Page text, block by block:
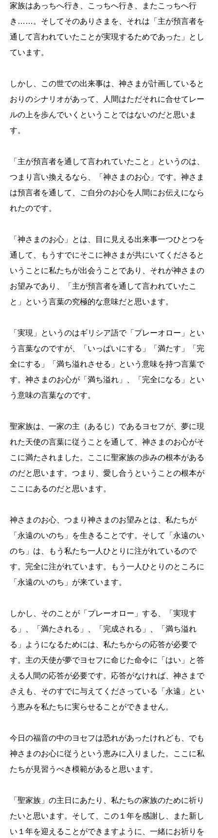
家族はあっちへ行き、こっちへ行き、またこっちへ行
き……。そしてそのありさまを、それは「主が預言者を
通して言われていたことが実現するためであった」とし
ています。
しかし、この世での出来事は、神さまが計画していると
おりのシナリオがあって、人間はただそれに合せてレー
ルの上を歩んでいくということではないのだと思いま
す。
「主が預言者を通して言われていたこと」というのは、
つまり言い換えるなら、「神さまのお心」です。神さま
は預言者を通して、ご自分のお心を人間にお伝えになら
れたのです。
「神さまのお心」とは、目に見える出来事一つひとつを
通して、もうすでにそこに神さまが共にいてくださると
いうことに私たちが出会うことであり、それが神さまの
お望みであり、「主が預言者を通して言われていたこ
と」という言葉の究極的な意味だと思います。
「実現」というのはギリシア語で「プレーオロー」とい
う言葉なのですが、「いっぱいにする」「満たす」「完
全にする」「満ち溢れさせる」という意味を持つ言葉で
す。神さまのお心が「満ち溢れ」、「完全になる」とい
う意味の言葉なのです。
聖家族は、一家の主（あるじ）であるヨセフが、夢に現
れた天使の言葉に従うことを通して、神さまのお心がそ
こに満たされました。ここに聖家族の歩みの根本がある
のだと思います。つまり、愛し合うということの根本が
ここにあるのだと思います。
神さまのお心、つまり神さまのお望みとは、私たちが
「永遠のいのち」を生きることです。そして「永遠のい
のち」は、もう私たち一人ひとりに注がれているので
す。完全に注がれています。もう一人ひとりのところに
「永遠のいのち」が来ています。
しかし、そのことが「プレーオロー」する、「実現す
る」、「満たされる」、「完成される」、「満ち溢れ
る」ようになるためには、私たちからの応答が必要で
す。主の天使が夢でヨセフに命じた命令に「はい」と答
える人間の応答が必要です。応答がなければ、神さまで
さえも、そのすでに与えてくださっている「永遠」とい
う恵みを私たちに実らせることができません。
今日の福音の中のヨセフは恐れがあったけれども、でも
神さまのお心に従うという恵みに入りました。ここに私
たちが見習うべき模範があると思います。
「聖家族」の主日にあたり、私たちの家族のために祈り
たいと思います。そして、この１年を感謝し、また新し
い１年を迎えることができますように、一緒にお祈りを